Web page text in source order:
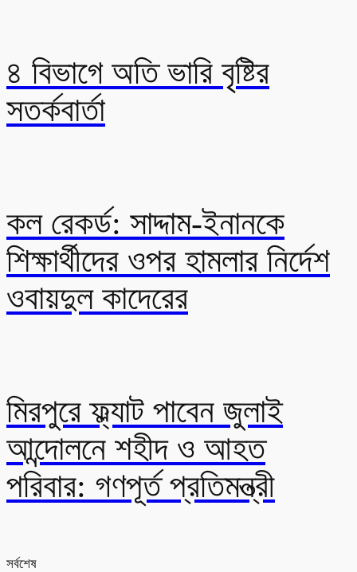
৪ বিভাগে অতি ভারি বৃষ্টির
সতর্কবার্তা
কল রেকর্ড: সাদ্দাম-ইনানকে
শিক্ষার্থীদের ওপর হামলার নির্দেশ
ওবায়দুল কাদেরের
মিরপুরে ফ্ল্যাট পাবেন জুলাই
আন্দোলনে শহীদ ও আহত
পরিবার: গণপূর্ত প্রতিমন্ত্রী
সর্বশেষ